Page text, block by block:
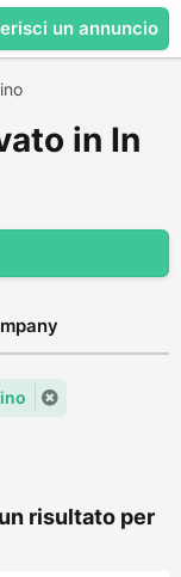
un annuncio
in In
risultato per